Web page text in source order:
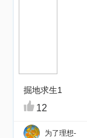
掘地求生1
12
为了理想-